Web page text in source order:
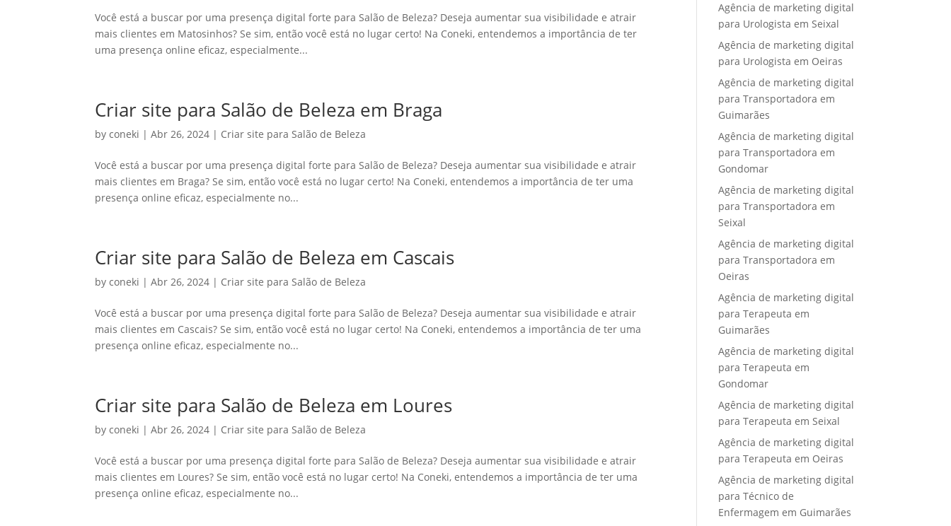
Você está a buscar por uma presença digital forte para Salão de Beleza? Deseja aumentar sua visibilidade e atrair
mais clientes em Matosinhos? Se sim, então você está no lugar certo! Na Coneki, entendemos a importância de ter
uma presença online eficaz, especialmente...
Criar site para Salão de Beleza em Braga
byconeki |Abr 26, 2024 | Criar site para Salão de Beleza
Você está a buscar por uma presença digital forte para Salão de Beleza? Deseja aumentar sua visibilidade e atrair
mais clientes em Braga? Se sim, então você está no lugar certo! Na Coneki, entendemos a importância de ter uma
presença online eficaz, especialmente no...
Criar site para Salão de Beleza em Cascais
byconeki |Abr 26, 2024 | Criar site para Salão de Beleza
Você está a buscar por uma presença digital forte para Salão de Beleza? Deseja aumentar sua visibilidade e atrair
mais clientes em Cascais? Se sim, então você está no lugar certo! Na Coneki, entendemos a importância de ter uma
presença online eficaz, especialmente no...
Criar site para Salão de Beleza em Loures
byconeki |Abr 26, 2024 | Criar site para Salão de Beleza
Você está a buscar por uma presença digital forte para Salão de Beleza? Deseja aumentar sua visibilidade e atrair
mais clientes em Loures? Se sim, então você está no lugar certo! Na Coneki, entendemos a importância de ter uma
presença online eficaz, especialmente no...
Agência de marketing digital
para Urologista em Seixal
Agência de marketing digital
para Urologista em Oeiras
Agência de marketing digital
para Transportadora em
Guimarães
Agência de marketing digital
para Transportadora em
Gondomar
Agência de marketing digital
para Transportadora em
Seixal
Agência de marketing digital
para Transportadora em
Oeiras
Agência de marketing digital
para Terapeuta em
Guimarães
Agência de marketing digital
para Terapeuta em
Gondomar
Agência de marketing digital
para Terapeuta em Seixal
Agência de marketing digital
para Terapeuta em Oeiras
Agência de marketing digital
para Técnico de
Enfermagem em Guimarães